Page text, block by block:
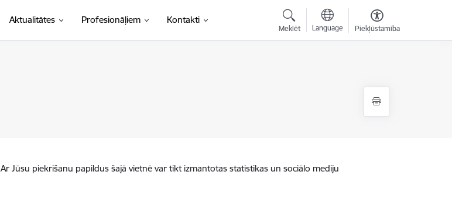
Aktualitātes Profesionāļiem Kontakti
Meklēt Language Piekļūstamība
Jūsu piekrišanu papildus šajā vietnē var tikt izmantotas statistikas un sociālo mediju